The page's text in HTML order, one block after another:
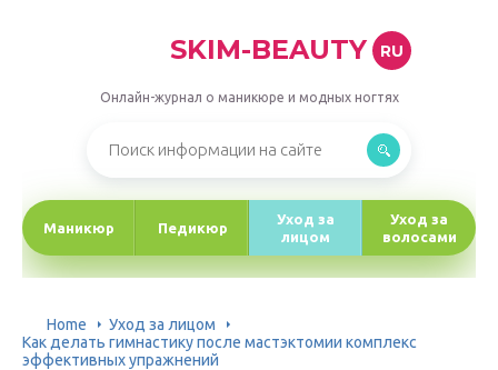
SKIM-BEAUTY RU
Онлайн-журнал о маникюре и модных ногтях
Маникюр Педикюр
Уход за
лицом
Уход за
волосами
Home
Уход за лицом
Как делать гимнастику после мастэктомии комплекс
эффективных упражнений